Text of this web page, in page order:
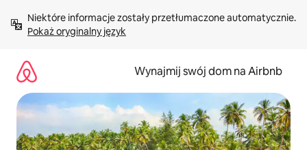
treści Pokaż oryginalny język
Wynajmij swój dom na Airbnb